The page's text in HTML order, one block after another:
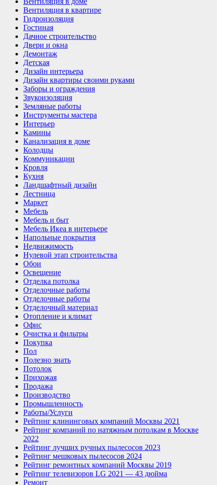
Вентиляция в квартире
Гидроизоляция
Гостиная
Дачное строительство
Двери и окна
Демонтаж
Детская
Дизайн интерьера
Дизайн квартиры своими руками
Заборы и ограждения
Звукоизоляция
Земляные работы
Инструменты мастера
Интерьер
Камины
Канализация в доме
Колодцы
Коммуникации
Кровля
Кухня
Ландшафтный дизайн
Лестница
Маркет
Мебель
Мебель и быт
Мебель Икеа в интерьере
Напольные покрытия
Недвижимость
Нулевой этап строительства
Обои
Освещение
Отделка потолка
Отделочные работы
Отделочные работы
Отделочный материал
Отопление и климат
Офис
Очистка и фильтры
Покупка
Пол
Полезно знать
Потолок
Прихожая
Продажа
Производство
Промышленность
Работы/Услуги
Рейтинг клининговых компаний Москвы 2021
Рейтинг компаний по натяжным потолкам в Москве
2022
Рейтинг лучших ручных пылесосов 2023
Рейтинг мешковых пылесосов 2024
Рейтинг ремонтных компаний Москвы 2019
Рейтинг телевизоров LG 2021 — 43 дюйма
Ремонт